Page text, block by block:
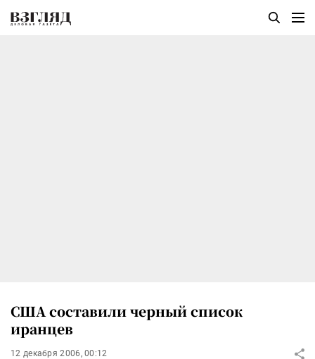
США составили черный список
иранцев
12 декабря 2006, 00:12